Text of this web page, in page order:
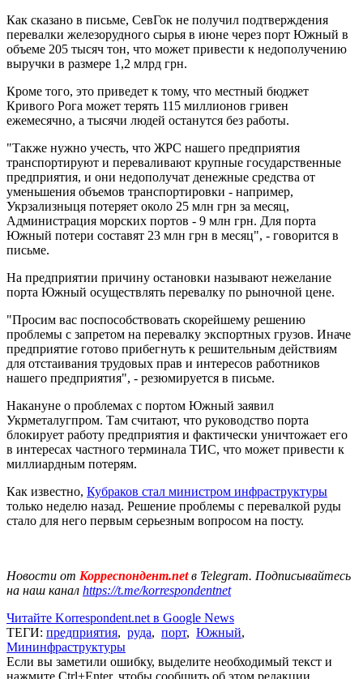
Как сказано в письме, СевГок не получил подтверждения
перевалки железорудного сырья в июне через порт Южный в
объеме 205 тысяч тон, что может привести к недополучению
выручки в размере 1,2 млрд грн.
Кроме того, это приведет к тому, что местный бюджет
Кривого Рога может терять 115 миллионов гривен
ежемесячно, а тысячи людей останутся без работы.
"Также нужно учесть, что ЖРС нашего предприятия
транспортируют и переваливают крупные государственные
предприятия, и они недополучат денежные средства от
уменьшения объемов транспортировки - например,
Укрзализныця потеряет около 25 млн грн за месяц,
Администрация морских портов - 9 млн грн. Для порта
Южный потери составят 23 млн грн в месяц", - говорится в
письме.
На предприятии причину остановки называют нежелание
порта Южный осуществлять перевалку по рыночной цене.
"Просим вас поспособствовать скорейшему решению
проблемы с запретом на перевалку экспортных грузов. Иначе
предприятие готово прибегнуть к решительным действиям
для отстаивания трудовых прав и интересов работников
нашего предприятия", - резюмируется в письме.
Накануне о проблемах с портом Южный заявил
Укрметалугпром. Там считают, что руководство порта
блокирует работу предприятия и фактически уничтожает его
в интересах частного терминала ТИС, что может привести к
миллиардным потерям.
Как известно, Кубраков стал министром инфраструктуры
только неделю назад. Решение проблемы с перевалкой руды
стало для него первым серьезным вопросом на посту.
Новости от Корреспондент.netв Telegram. Подписывайтесь
на наш канал https://t.me/korrespondentnet
Читайте Korrespondent.net в Google News
ТЕГИ: предприятия, руда, порт, Южный,
Мининфраструктуры
Если вы заметили ошибку, выделите необходимый текст и
нажмите Ctrl+Enter, чтобы сообщить об этом редакции.